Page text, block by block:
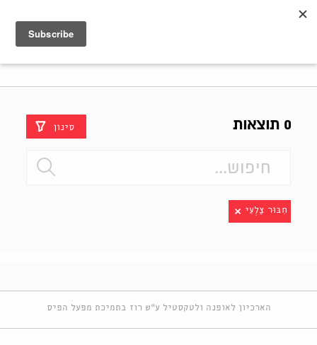
0 תוצאות סינון
חִבּוּר צַלְעִי
הארכיון לאופנה ולטקסטיל ע"ש רוז בתמיכת מפעל הפיס